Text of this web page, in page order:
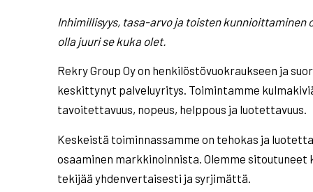
Inhimillisyys, tasa-arvo ja toisten kunnioittaminen
olla juuri se kuka olet.
Rekry Group Oy on henkilöstövuokraukseen ja
keskittynyt palveluyritys. Toimintamme
tavoitettavuus, nopeus, helppous ja luotettavuus.
Keskeistä toiminnassamme on tehokas ja
osaaminen markkinoinnista. Olemme
tekijää yhdenvertaisesti ja syrjimättä.